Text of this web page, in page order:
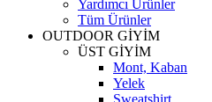
Yardımcı Ürünler
Tüm Ürünler
OUTDOOR GİYİM
ÜST GİYİM
Mont, Kaban
Yelek
Sweatshirt